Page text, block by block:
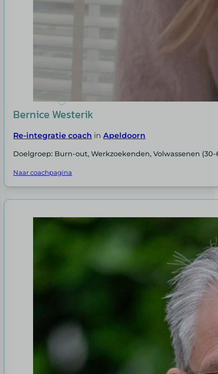
Bernice Westerik
Re-integratie coach inApeldoorn
Doelgroep: Burn-out, Werkzoekenden, Volwassenen
Naar coachpagina